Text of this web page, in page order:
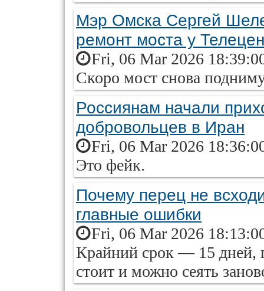
Мэр Омска Сергей
ремонт моста у
Fri, 06 Mar 2026
Скоро мост снова
Россиянам начали
добровольцев в Иран
Fri, 06 Mar 2026
Это фейк.
Почему перец не
главные ошибки
Fri, 06 Mar 2026
Крайний срок — 15 дней,
стоит и можно сеять